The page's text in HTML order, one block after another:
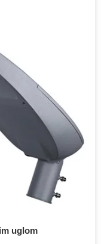
uglom